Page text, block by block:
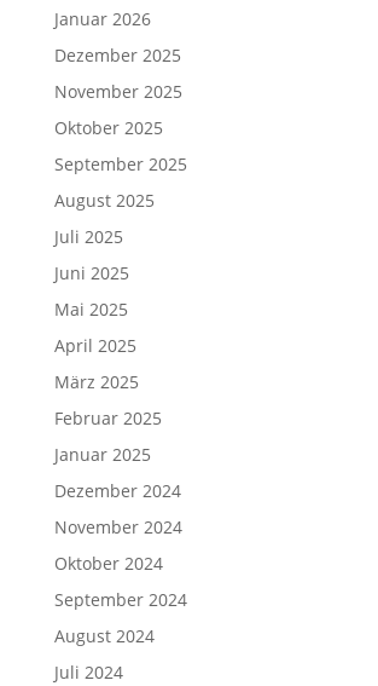
Januar 2026
Dezember 2025
November 2025
Oktober 2025
September 2025
August 2025
Juli 2025
Juni 2025
Mai 2025
April 2025
März 2025
Februar 2025
Januar 2025
Dezember 2024
November 2024
Oktober 2024
September 2024
August 2024
Juli 2024